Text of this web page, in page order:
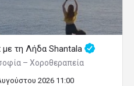
τη Λήδα Shantala
– Χοροθεραπεία
2026 11:00